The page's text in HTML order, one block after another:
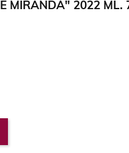
MIRANDA" 2022 ML.